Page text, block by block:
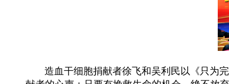
造血干细胞捐献者徐飞和吴利民以《只为